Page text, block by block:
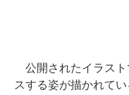
公開されたイラスト
スする姿が描かれて